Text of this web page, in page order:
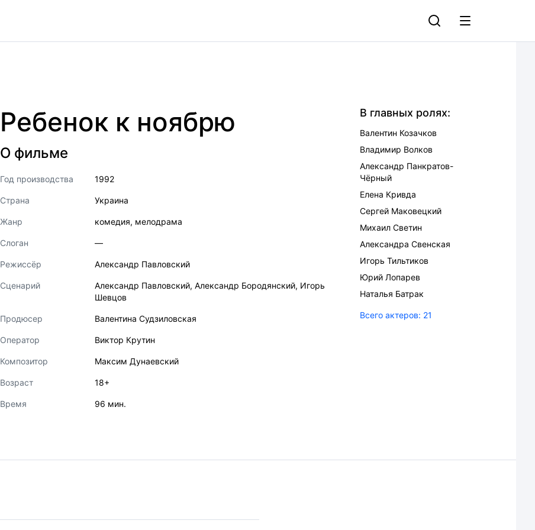
Ребенок к ноябрю
О фильме
Год производства 1992
Страна Украина
Жанр комедия, мелодрама
Слоган —
Режиссёр Александр Павловский
Сценарий Александр Павловский, Александр Бородянский, Игорь
Шевцов
Продюсер Валентина Судзиловская
Оператор Виктор Крутин
Композитор Максим Дунаевский
Возраст 18+
Время 96 мин.
В главных ролях:
Валентин Козачков
Владимир Волков
Александр Панкратов-
Чёрный
Елена Кривда
Сергей Маковецкий
Михаил Светин
Александра Свенская
Игорь Тильтиков
Юрий Лопарев
Наталья Батрак
Всего актеров: 21